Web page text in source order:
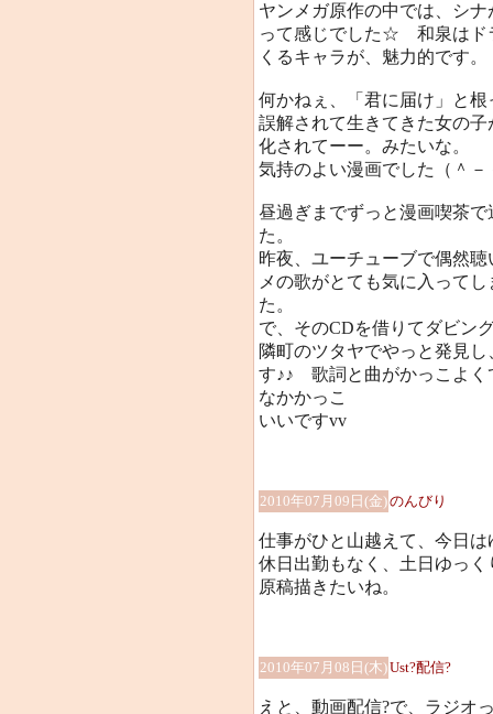
ヤンメガ原作の中では、シ
って感じでした☆ 和泉はド
くるキャラが、魅力的です。
何かねぇ、「君に届け」と
誤解されて生きてきた女の
化されてーー。みたいな。
気持のよい漫画でした（＾－
昼過ぎまでずっと漫画喫茶
た。
昨夜、ユーチューブで偶然
メの歌がとても気に入って
た。
で、そのCDを借りてダビン
隣町のツタヤでやっと発見
す♪♪ 歌詞と曲がかっこよ
なかかっこ
いいですvv
2010年07月09日(金)のんびり
仕事がひと山越えて、今日
休日出勤もなく、土日ゆっく
原稿描きたいね。
2010年07月08日(木)Ust?配信?
えと、動画配信?で、ラジオ